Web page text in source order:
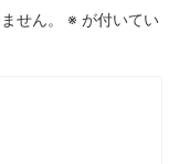
せん。 ※ が付いてい